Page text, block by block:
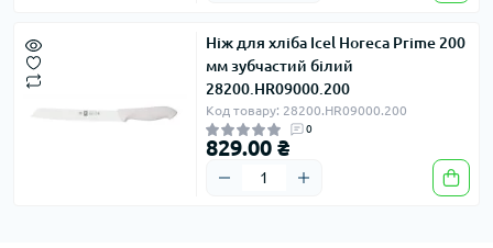
Ніж для хліба Icel Horeca Prime 200
мм зубчастий білий
28200.HR09000.200
Код товару: 28200.HR09000.200
0
829.00 ₴